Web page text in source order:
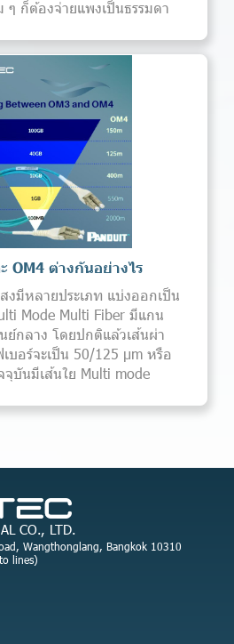
ก็ต้องจ่ายแพงเป็นธรรมดา
OM4 ต่างกันอย่างไร
งมีหลายประเภท แบ่งออกเป็น
Mode Multi Fiber มีแกน
ย์กลาง โดยปกติแล้วเส้นผ่า
บอร์จะเป็น 50/125 µm หรือ
บันมีเส้นใย Multi mode
CO., LTD.
Wangthonglang, Bangkok 10310
lines)